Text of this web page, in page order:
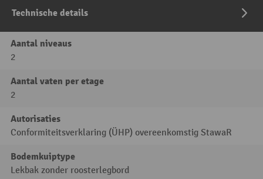
Technische details
Aantal niveaus
2
Aantal vaten per etage
2
Autorisaties
Conformiteitsverklaring (ÜHP) overeenkomstig StawaR
Bodemkuiptype
Lekbak zonder roosterlegbord